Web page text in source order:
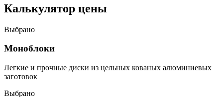
Калькулятор цены
Выбрано
Моноблоки
Легкие и прочные диски из цельных кованых алюминиевых
заготовок
Выбрано